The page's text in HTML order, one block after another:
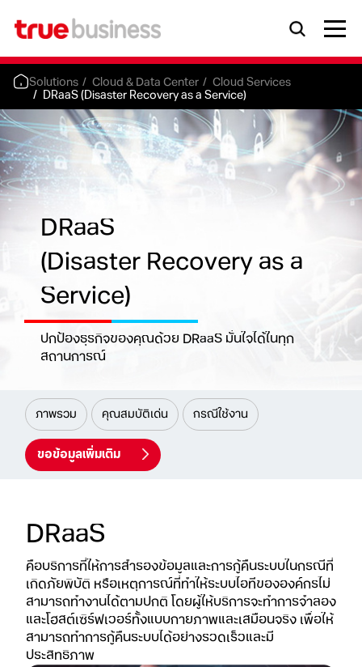
Solutions Cloud & Data Center Cloud Services
DRaaS(Disaster Recovery as a Service)
DRaaS
(Disaster Recovery as a
Service)
ปกป้องธุรกิจของคุณด้วย DRaaS มั่นใจได้ในทุก
สถานการณ์
ภาพรวม คุณสมบัติเด่น กรณีใช้งาน
ขอข้อมูลเพิ่มเติม
DRaaS
คือบริการที่ให้การสำรองข้อมูลและการกู้คืนระบบในกรณีที่
เกิดภัยพิบัติ หรือเหตุการณ์ที่ทำให้ระบบไอทีขององค์กรไม่
สามารถทำงานได้ตามปกติ โดยผู้ให้บริการจะทำการจำลอง
และโฮสต์เซิร์ฟเวอร์ทั้งแบบกายภาพและเสมือนจริง เพื่อให้
สามารถทำการกู้คืนระบบได้อย่างรวดเร็วและมี
ประสิทธิภาพ